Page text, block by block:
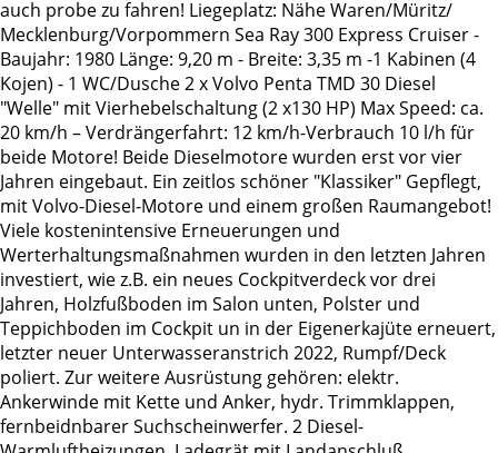
auch probe zu fahren! Liegeplatz: Nähe Waren/Müritz/
Mecklenburg/Vorpommern Sea Ray 300 Express Cruiser -
Baujahr: 1980 Länge: 9,20 m - Breite: 3,35 m -1 Kabinen (4
Kojen) - 1 WC/Dusche 2 x Volvo Penta TMD 30 Diesel
"Welle" mit Vierhebelschaltung (2 x130 HP) Max Speed: ca.
20 km/h – Verdrängerfahrt: 12 km/h-Verbrauch 10 l/h für
beide Motore! Beide Dieselmotore wurden erst vor vier
Jahren eingebaut. Ein zeitlos schöner "Klassiker" Gepflegt,
mit Volvo-Diesel-Motore und einem großen Raumangebot!
Viele kostenintensive Erneuerungen und
Werterhaltungsmaßnahmen wurden in den letzten Jahren
investiert, wie z.B. ein neues Cockpitverdeck vor drei
Jahren, Holzfußboden im Salon unten, Polster und
Teppichboden im Cockpit un in der Eigenerkajüte erneuert,
letzter neuer Unterwasseranstrich 2022, Rumpf/Deck
poliert. Zur weitere Ausrüstung gehören: elektr.
Ankerwinde mit Kette und Anker, hydr. Trimmklappen,
fernbeidnbarer Suchscheinwerfer. 2 Diesel-